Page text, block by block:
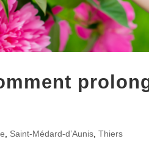
Saint-Médard-d’Aunis ,Thiers